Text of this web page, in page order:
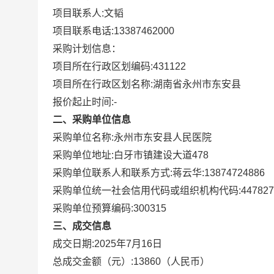
项目联系人:文韬
项目联系电话:13387462000
采购计划信息：
项目所在行政区划编码:431122
项目所在行政区划名称:湖南省永州市东安县
报价起止时间:-
二、采购单位信息
采购单位名称:永州市东安县人民医院
采购单位地址:白牙市镇建设大道478
采购单位联系人和联系方式:蒋云华:13874724886
采购单位统一社会信用代码或组织机构代码:
采购单位预算编码:300315
三、成交信息
成交日期:2025年7月16日
总成交金额（元）:13860 （人民币）